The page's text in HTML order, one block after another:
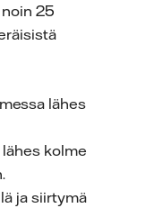
25
lähes
kolme
ja siirtymä